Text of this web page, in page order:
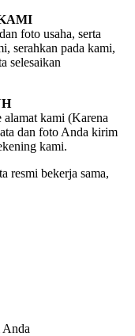
foto usaha, serta
serahkan pada kami,
selesaikan
kami (Karena
dan foto Anda kirim
kami.
resmi bekerja sama,
Anda